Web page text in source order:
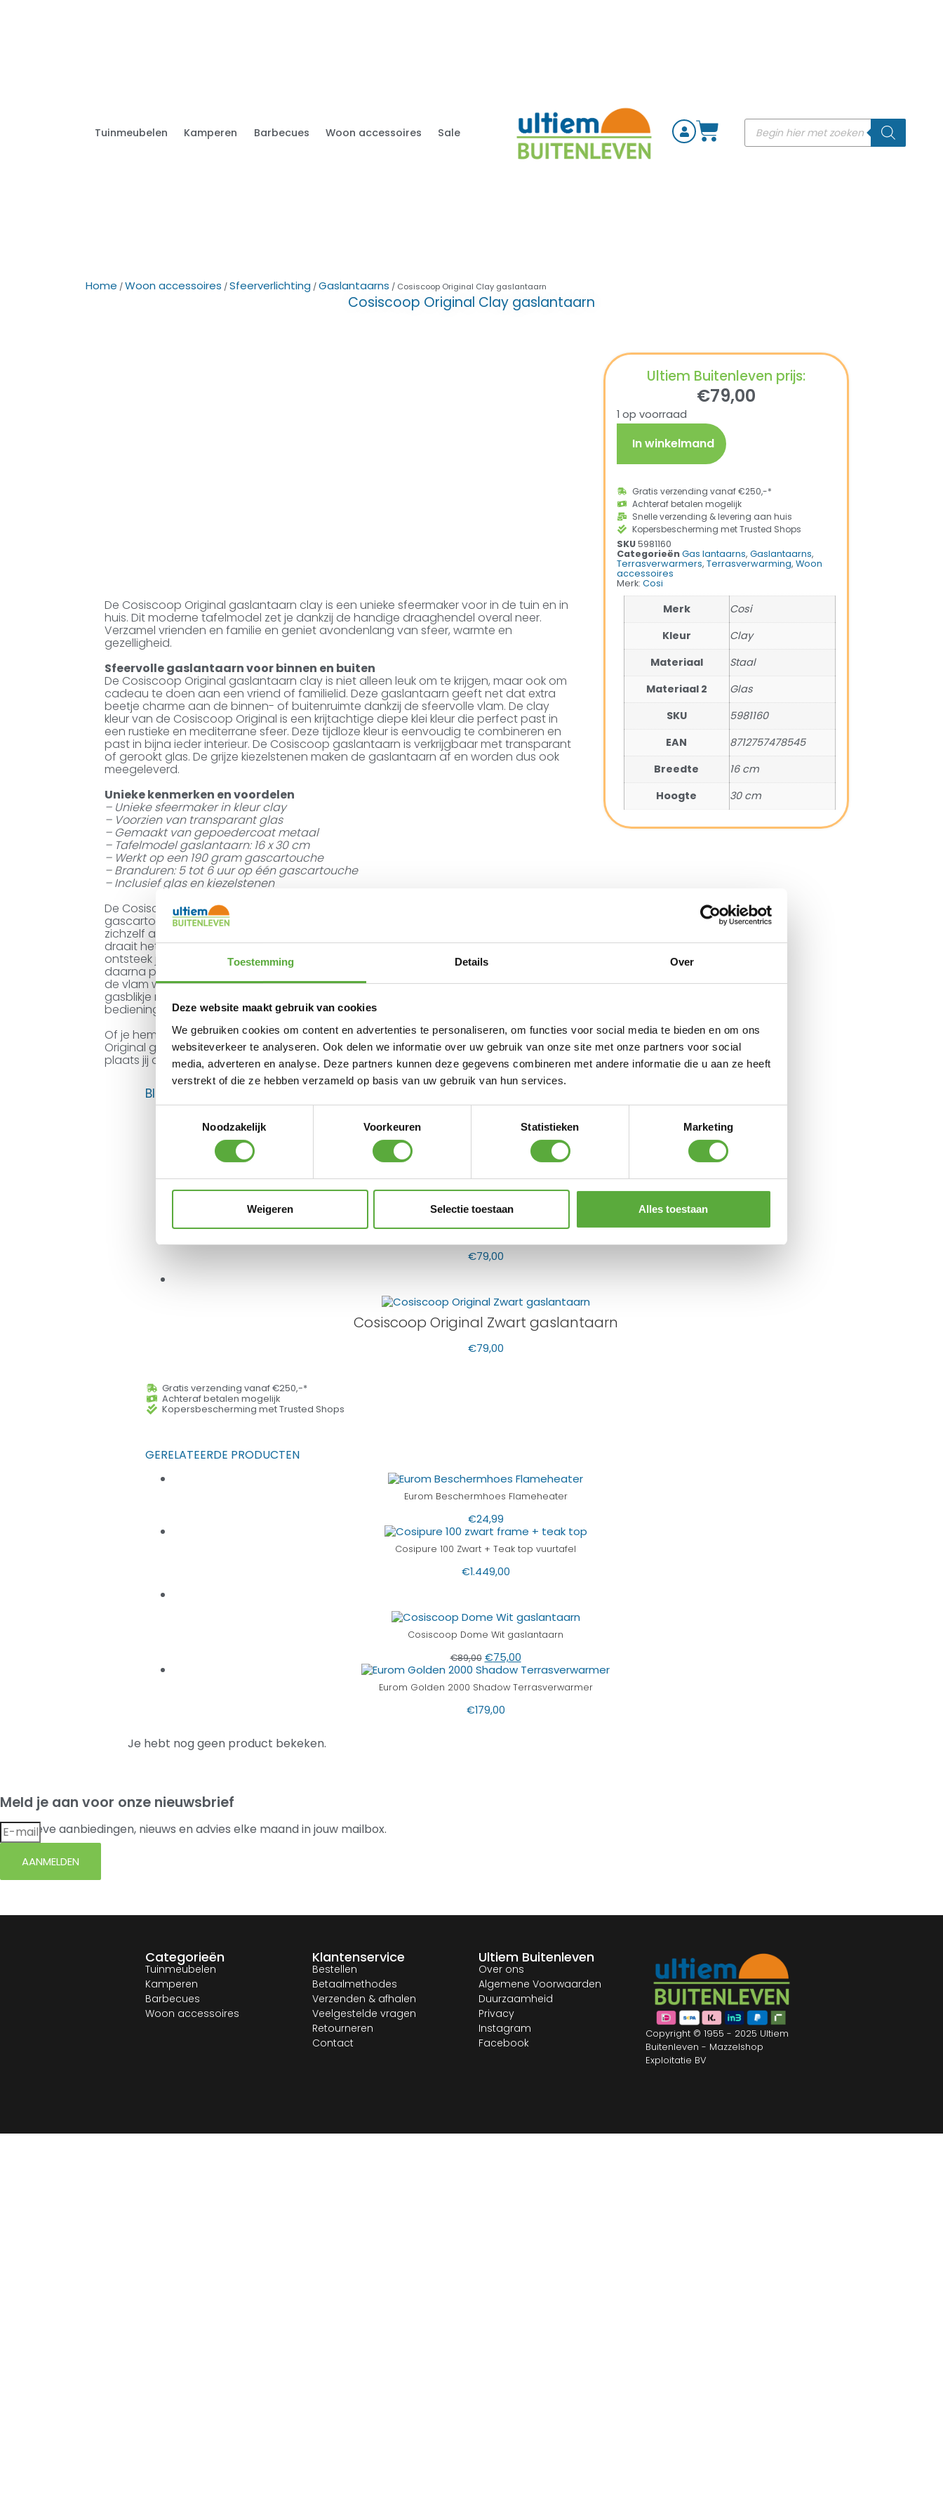
Toestemming Details Over
Deze website maakt gebruik van cookies
We gebruiken cookies om content en advertenties te personaliseren, om functies voor social media te bieden en om ons
websiteverkeer te analyseren. Ook delen we informatie over uw gebruik van onze site met onze partners voor social
media, adverteren en analyse. Deze partners kunnen deze gegevens combineren met andere informatie die u aan ze heeft
verstrekt of die ze hebben verzameld op basis van uw gebruik van hun services.
Noodzakelijk
Voorkeuren Statistieken Marketing
Weigeren Selectie toestaan Alles toestaan
Tuinmeubelen Kamperen Barbecues Woon accessoires Sale
Home /Woon accessoires /Sfeerverlichting /Gaslantaarns / Cosiscoop Original Clay gaslantaarn
Cosiscoop Original Clay gaslantaarn
De Cosiscoop Original gaslantaarn clay is een unieke sfeermaker voor in de tuin en in
huis. Dit moderne tafelmodel zet je dankzij de handige draaghendel overal neer.
Verzamel vrienden en familie en geniet avondenlang van sfeer, warmte en
gezelligheid.
Sfeervolle gaslantaarn voor binnen en buiten
De Cosiscoop Original gaslantaarn clay is niet alleen leuk om te krijgen, maar ook om
cadeau te doen aan een vriend of familielid. Deze gaslantaarn geeft net dat extra
beetje charme aan de binnen- of buitenruimte dankzij de sfeervolle vlam. De clay
kleur van de Cosiscoop Original is een krijtachtige diepe klei kleur die perfect past in
een rustieke en mediterrane sfeer. Deze tijdloze kleur is eenvoudig te combineren en
past in bijna ieder interieur. De Cosiscoop gaslantaarn is verkrijgbaar met transparant
of gerookt glas. De grijze kiezelstenen maken de gaslantaarn af en worden dus ook
meegeleverd.
Unieke kenmerken en voordelen
– Unieke sfeermaker in kleur clay
– Voorzien van transparant glas
– Gemaakt van gepoedercoat metaal
– Tafelmodel gaslantaarn: 16 x 30 cm
– Werkt op een 190 gram gascartouche
– Branduren: 5 tot 6 uur op één gascartouche
– Inclusief glas en kiezelstenen
De Cosiscoop Original is eenvoudig in gebruik en werkt op een universele 190 gram
gascartouche met veiligheidsventiel. Dit laatste zorgt ervoor dat de cartouche
zichzelf afsluit mocht de cartouche het contact met de gaslantaarn verliezen. Je
draait het gasblikje eenvoudig aan de onderzijde in de lantaarn en vervolgens
ontsteek je de aansteker terwijl je deze dicht tegen het brandpunt houdt. Draai
daarna pas de bedieningsknop open. Hoe meer je de knop opendraait, hoe groter
de vlam wordt. Op één gasblikje brandt de Cosiscoop gemiddeld 5 tot 6 uur. Is het
gasblikje nog niet leeg? Laat hem dan in de gaslantaarn zitten en draai de
bedieningsknop goed dicht.
Of je hem nu cadeau geeft of zelf binnen en buiten gebruikt, met de Cosiscoop
Original gaslantaarn clay steel jij absoluut de show bij vrienden en familie. Waar
plaats jij deze ideale sfeermaker?
Ultiem Buitenleven prijs:
€79,00
1 op voorraad
In winkelmand
Gratis verzending vanaf €250,-*
Achteraf betalen mogelijk
Snelle verzending & levering aan huis
Kopersbescherming met Trusted Shops
SKU5981160
CategorieënGas lantaarns, Gaslantaarns,
Terrasverwarmers, Terrasverwarming, Woon
accessoires
Merk: Cosi
Merk
Cosi
Kleur
Clay
Materiaal
Staal
Materiaal 2
Glas
SKU
5981160
EAN
8712757478545
Breedte
16 cm
Hoogte
30 cm
BIJPASSENDE ACCESSOIRES EN ALTERNATIEVE PRODUCTEN
Gas cartouche 190 gram
Cosiscoop Original Gold Smoked gaslantaarn – Limited edition
€79,00
Cosiscoop Original Zwart gaslantaarn
€79,00
Gratis verzending vanaf €250,-*
Achteraf betalen mogelijk
Kopersbescherming met Trusted Shops
GERELATEERDE PRODUCTEN
Eurom Beschermhoes Flameheater
€24,99
Cosipure 100 Zwart + Teak top vuurtafel
€1.449,00
Cosiscoop Dome Wit gaslantaarn
€89,00 €75,00
Eurom Golden 2000 Shadow Terrasverwarmer
€179,00
Je hebt nog geen product bekeken.
Meld je aan voor onze nieuwsbrief
Exclusieve aanbiedingen, nieuws en advies elke maand in jouw mailbox.
AANMELDEN
Categorieën
Tuinmeubelen
Kamperen
Barbecues
Woon accessoires
Klantenservice
Bestellen
Betaalmethodes
Verzenden & afhalen
Veelgestelde vragen
Retourneren
Contact
Ultiem Buitenleven
Over ons
Algemene Voorwaarden
Duurzaamheid
Privacy
Instagram
Facebook
Copyright © 1955 - 2025 Ultiem
Buitenleven - Mazzelshop
Exploitatie BV